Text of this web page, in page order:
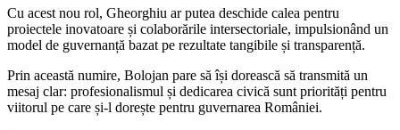
Cu acest nou rol, Gheorghiu ar putea deschide calea pentru
proiectele inovatoare și colaborările intersectoriale, impulsionând un
model de guvernanță bazat pe rezultate tangibile și transparență.
Prin această numire, Bolojan pare să își dorească să transmită un
mesaj clar: profesionalismul și dedicarea civică sunt priorități pentru
viitorul pe care și-l dorește pentru guvernarea României.